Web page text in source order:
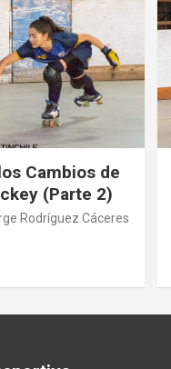
Cambios de
(Parte 2)
Rodríguez Cáceres